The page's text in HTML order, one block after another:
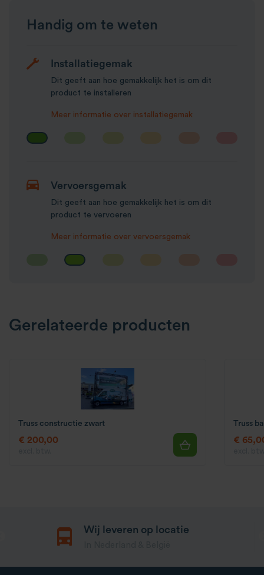
Handig om te weten
Installatiegemak
Dit geeft aan hoe gemakkelijk het is om dit
product te installeren
Meer informatie over installatiegemak
Vervoersgemak
Dit geeft aan hoe gemakkelijk het is om dit
product te vervoeren
Meer informatie over vervoersgemak
Gerelateerde producten
Truss constructie zwart
€ 200,00
Truss
€
Wij leveren op locatie